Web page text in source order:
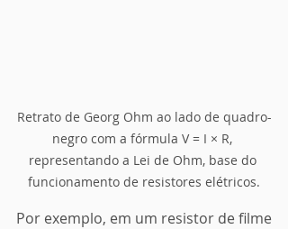
Retrato de Georg Ohm ao lado de quadro-
negro com a fórmula V = I × R,
representando a Lei de Ohm, base do
funcionamento de resistores elétricos.
Por exemplo, em um resistor de filme